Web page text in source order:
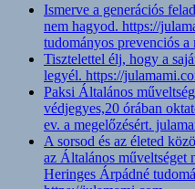
Ismerve a generációs
nem hagyod. https://
tudományos prevenciós a
Tisztelettel élj, hogy a
legyél. https://
Paksi Általános
védjegyes,20 órában
ev. a megelőzésért.
A sorsod és az életed
az Általános műveltséget
Heringes Árpádné